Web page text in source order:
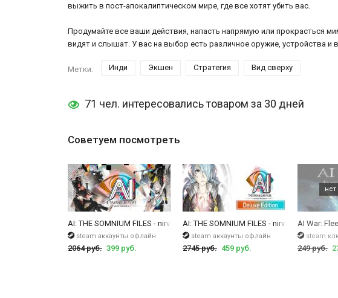
выжить в пост-апокалиптическом мире, где все хотят убить вас.
Продумайте все ваши действия, напасть напрямую или прокрасться
видят и слышат. У вас на выбор есть различное оружие, устройства и
Метки: Инди Экшен Стратегия Вид сверху
71 чел. интересовались товаром за 30 дней
Советуем посмотреть
AI: THE SOMNIUM FILES - nirvanA Initiative
steam аккаунты офлайн
2064 руб. 399 руб.
AI: THE SOMNIUM FILES - nirvanA Initiative
steam аккаунты офлайн
2745 руб. 459 руб.
AI War:
steam
249 руб.